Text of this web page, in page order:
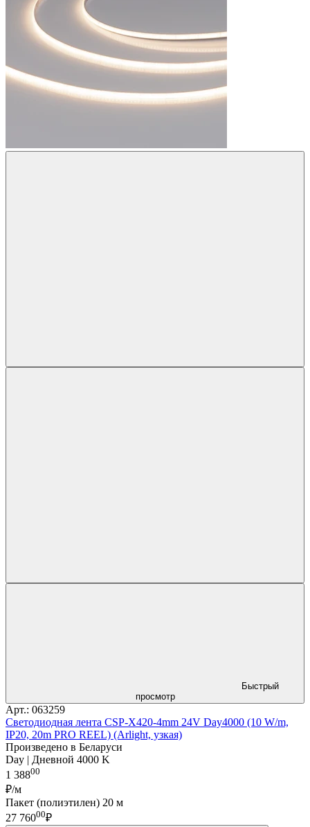
Быстрый
просмотр
Арт.: 063259
Светодиодная лента CSP-X420-4mm 24V Day4000 (10 W/m,
IP20, 20m PRO REEL) (Arlight, узкая)
Произведено в Беларуси
Day | Дневной 4000 K
1 38800
₽/м
Пакет (полиэтилен) 20 м
27 76000₽